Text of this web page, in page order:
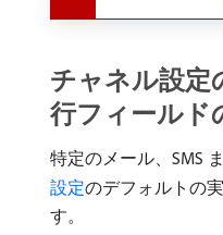
チャネル設定
行フィールド
特定のメール、SMS
設定のデフォルトの
す。